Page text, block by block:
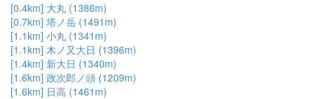
[0.4km] 大丸 (1386m)
[0.7km] 塔ノ岳 (1491m)
[1.1km] 小丸 (1341m)
[1.1km] 木ノ又大日 (1396m)
[1.4km] 新大日 (1340m)
[1.6km] 政次郎ノ頭 (1209m)
[1.6km] 日高 (1461m)